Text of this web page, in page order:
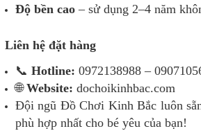
Độ bền cao – sử dụng 2–4 năm
Liên hệ đặt hàng
📞 Hotline: 0972138988 –
🌐Website: dochoikinhbac.com
Đội ngũ Đồ Chơi Kinh Bắc luôn
phù hợp nhất cho bé yêu của bạn!